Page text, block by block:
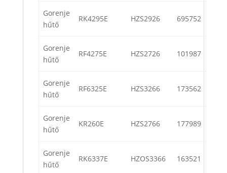
Gorenje
hűtő
RK4295E HZS2926 695752
Gorenje
hűtő
RF4275E HZS2726 101987
Gorenje
hűtő
RF6325E HZS3266 173562
Gorenje
hűtő
KR260E HZS2766 177989
Gorenje
hűtő
RK6337E HZOS3366 163521